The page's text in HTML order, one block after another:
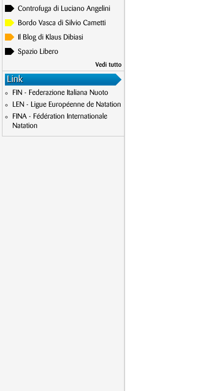
Controfuga di Luciano Angelini
Bordo Vasca di Silvio Cametti
Il Blog di Klaus Dibiasi
Spazio Libero
Vedi tutto
Link
FIN - Federazione Italiana Nuoto
LEN - Ligue Européenne de Natation
FINA - Fédération Internationale
Natation